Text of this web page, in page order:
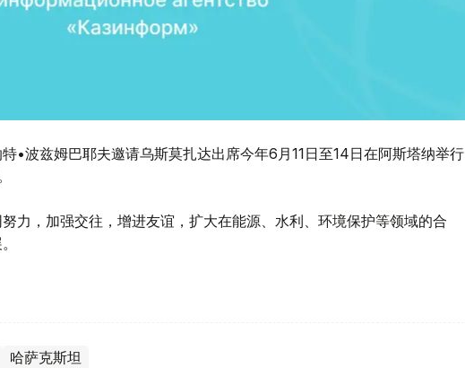
•波兹姆巴耶夫邀请乌斯莫扎达出席今年6月11日至14日在阿斯塔纳举行
力，加强交往，增进友谊，扩大在能源、水利、环境保护等领域的合
哈萨克斯坦